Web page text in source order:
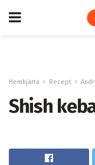
Hemhjärta Recept
Shish